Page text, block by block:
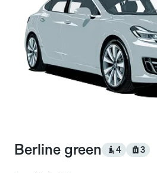
Berline green 4 3